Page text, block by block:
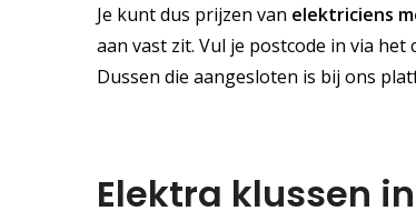
Je kunt dus prijzen van elektriciens
aan vast zit. Vul je postcode in via
Dussen die aangesloten is bij ons
Elektra klussen